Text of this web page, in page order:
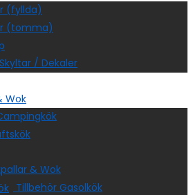
(fyllda)
(tomma)
Skyltar / Dekaler
Wok
& Wok
Tillbehör Gasolkök